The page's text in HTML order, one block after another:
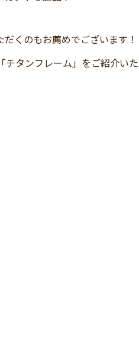
くのもお薦めでございます！
タンフレーム」をご紹介いた